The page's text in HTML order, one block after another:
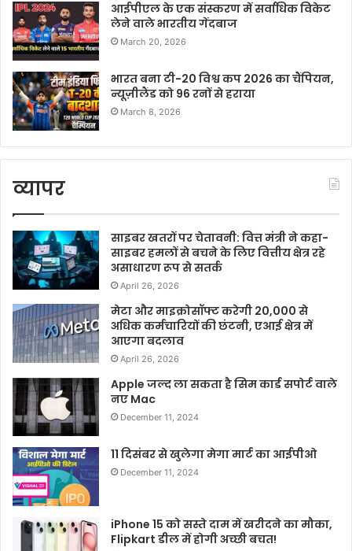
आईपीएल के एक संस्करण में सर्वाधिक विकेट
लेने वाले भारतीय गेंदबाज
March 20, 2026
भारत बना टी-20 विश्व कप 2026 का चैंपियन,
न्यूज़ीलैंड को 96 रनों से हराया
March 8, 2026
व्यापर
साइबर खतरों पर चेतावनी: वित्त मंत्री ने कहा-
साइबर हमलों से बचने के लिए वित्तीय क्षेत्र रहे
असाधारण रूप से सतर्क
April 26, 2026
मेटा और माइक्रोसॉफ्ट करेगी 20,000 से
अधिक कर्मचारियों की छंटनी, एआई क्षेत्र में
आएगा बदलाव
April 26, 2026
Apple जल्द ला सकता है सिम कार्ड सपोर्ट वाले
नए Mac
December 11, 2024
11 दिसंबर से खुलेगा मेगा मार्ट का आईपीओ
December 11, 2024
iPhone 15 को सस्ते दाम में खरीदने का मौका,
Flipkart डील में होगी अच्छी बचत!